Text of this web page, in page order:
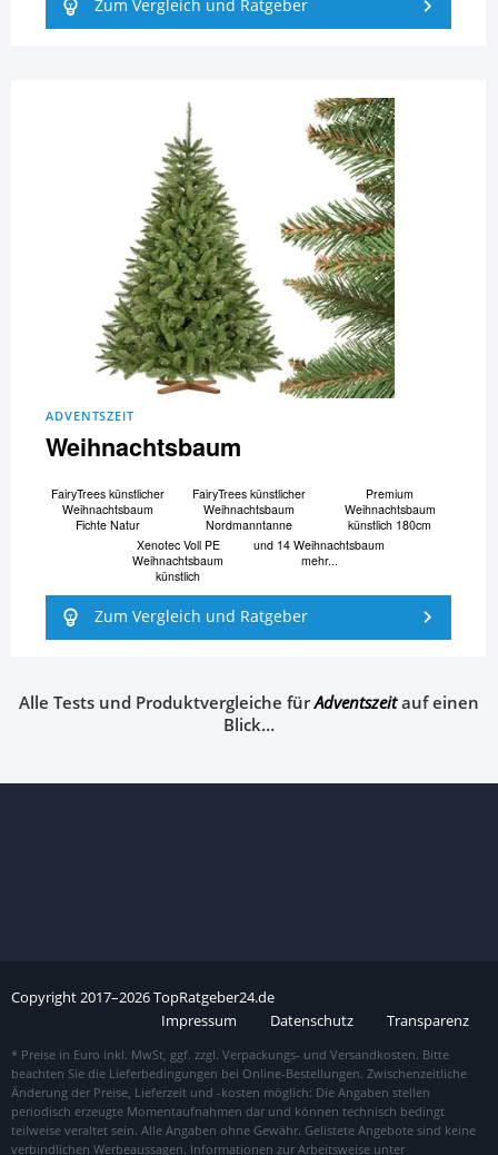
Zum Vergleich und Ratgeber
ADVENTSZEIT
Weihnachtsbaum
FairyTrees künstlicher
Weihnachtsbaum
Fichte Natur
FairyTrees künstlicher
Weihnachtsbaum
Nordmanntanne
Premium
Weihnachtsbaum
künstlich 180cm
Xenotec Voll PE
Weihnachtsbaum
künstlich
und 14 Weihnachtsbaum
mehr...
Zum Vergleich und Ratgeber
Alle Tests und Produktvergleiche fürAdventszeitauf einen
Blick…
Copyright2017–2026TopRatgeber24.de
Impressum
Datenschutz Transparenz